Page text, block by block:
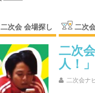
二次会 会場探し 二次
二次
人！」
二次会ナ